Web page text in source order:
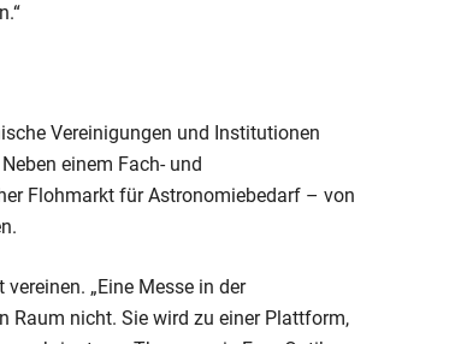
Vereinigungen und Institutionen
einem Fach- und
Flohmarkt für Astronomiebedarf – von
„Eine Messe in der
Raum nicht. Sie wird zu einer Plattform,